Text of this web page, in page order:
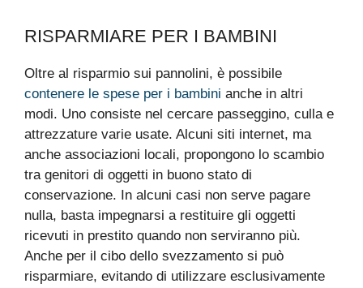
RISPARMIARE PER I BAMBINI
Oltre al risparmio sui pannolini, è possibile
contenere le spese per i bambini anche in altri
modi. Uno consiste nel cercare passeggino, culla e
attrezzature varie usate. Alcuni siti internet, ma
anche associazioni locali, propongono lo scambio
tra genitori di oggetti in buono stato di
conservazione. In alcuni casi non serve pagare
nulla, basta impegnarsi a restituire gli oggetti
ricevuti in prestito quando non serviranno più.
Anche per il cibo dello svezzamento si può
risparmiare, evitando di utilizzare esclusivamente